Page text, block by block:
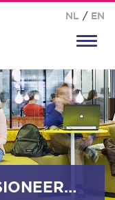
NL / EN
DINER VOOR GEPENSIONEERDEN